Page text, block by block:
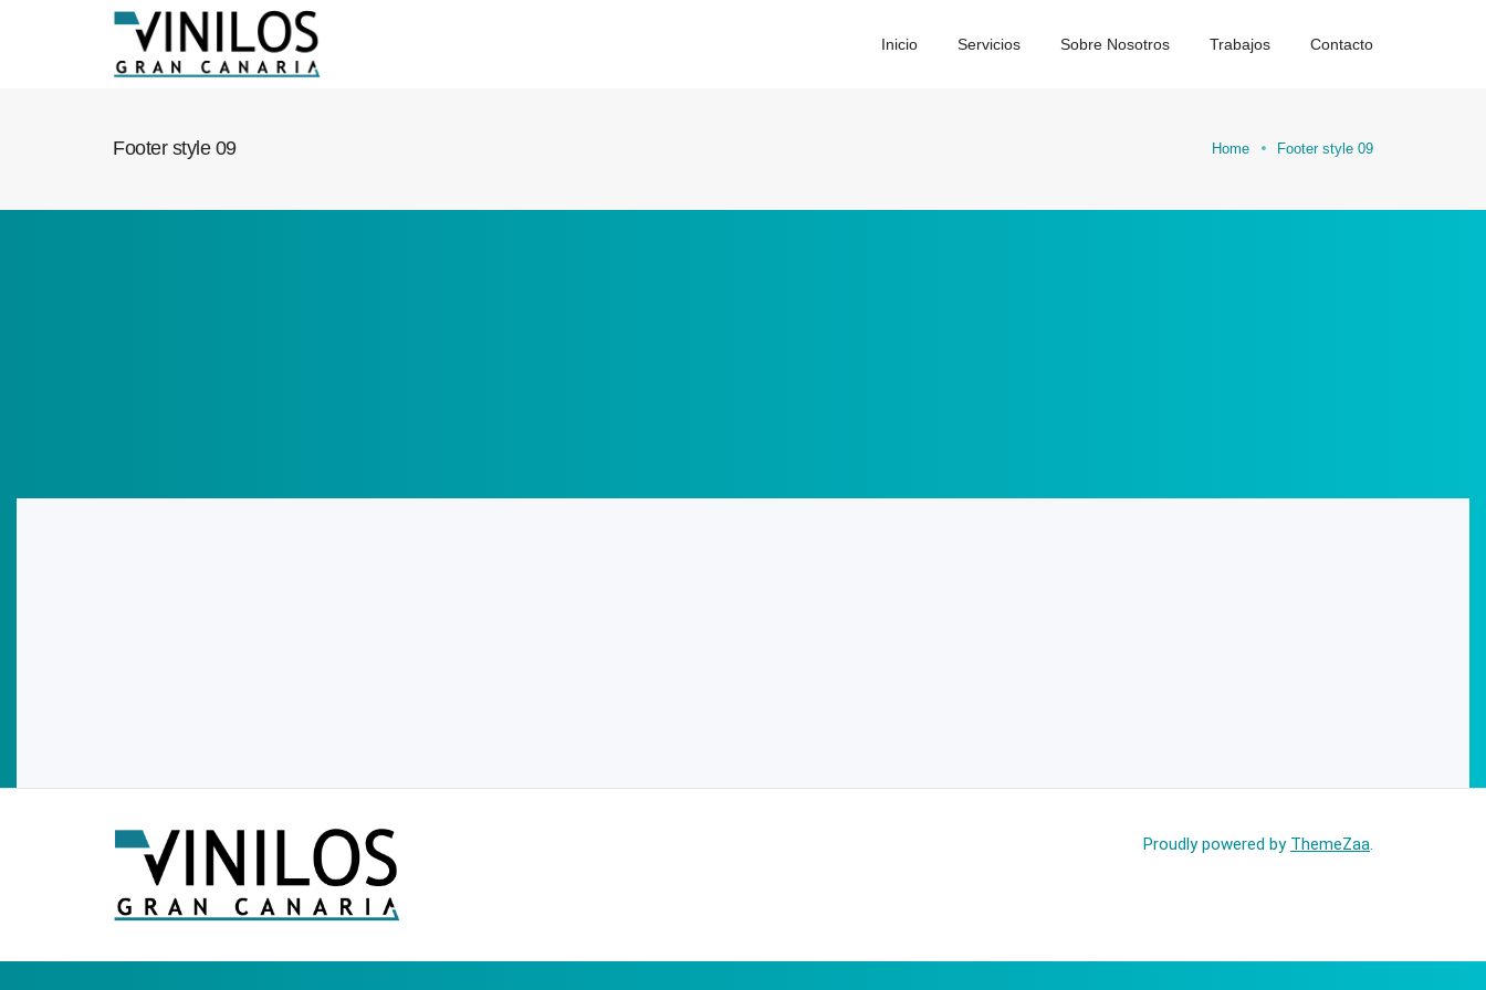
Inicio Servicios Sobre Nosotros Trabajos Contacto
Footer style 09 Home Footer style 09
Proudly powered by ThemeZaa.